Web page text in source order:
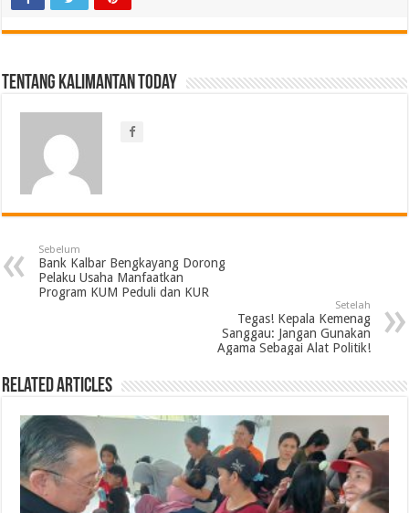
Tentang Kalimantan Today
Sebelum
Bank Kalbar Bengkayang Dorong
Pelaku Usaha Manfaatkan
Program KUM Peduli dan KUR
Setelah
Tegas! Kepala Kemenag
Sanggau: Jangan Gunakan
Agama Sebagai Alat Politik!
Related Articles